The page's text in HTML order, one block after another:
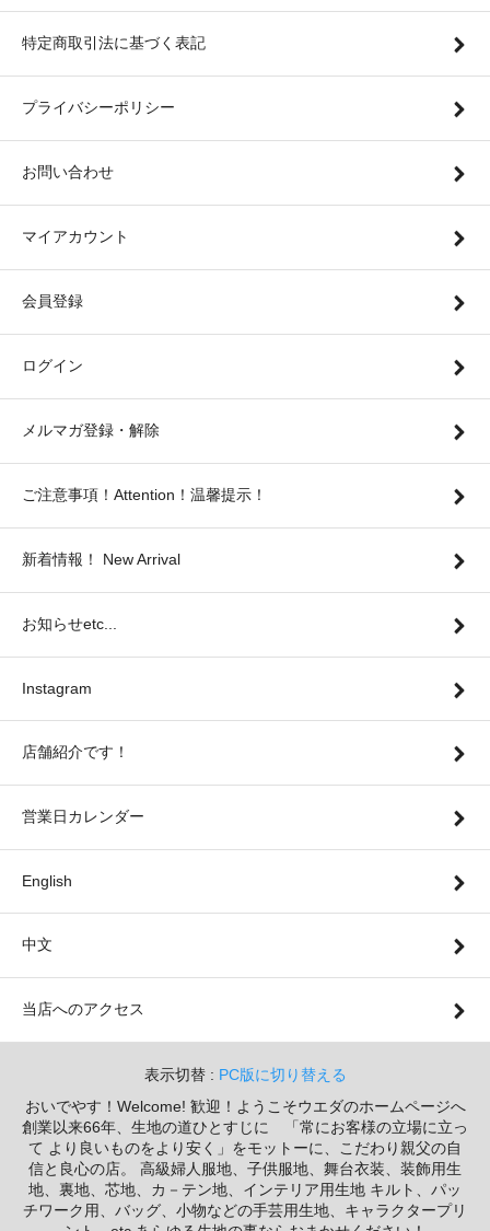
特定商取引法に基づく表記
プライバシーポリシー
お問い合わせ
マイアカウント
会員登録
ログイン
メルマガ登録・解除
ご注意事項！Attention！温馨提示！
新着情報！ New Arrival
お知らせetc...
Instagram
店舗紹介です！
営業日カレンダー
English
中文
当店へのアクセス
表示切替 : PC版に切り替える
おいでやす！Welcome! 歓迎！ようこそウエダのホームページへ
創業以来66年、生地の道ひとすじに 「常にお客様の立場に立っ
て より良いものをより安く」をモットーに、こだわり親父の自
信と良心の店。 高級婦人服地、子供服地、舞台衣装、装飾用生
地、裏地、芯地、カ－テン地、インテリア用生地 キルト、パッ
チワーク用、バッグ、小物などの手芸用生地、キャラクタープリ